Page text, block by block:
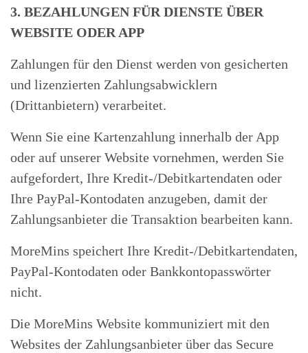
3. BEZAHLUNGEN FÜR DIENSTE ÜBER
WEBSITE ODER APP
Zahlungen für den Dienst werden von gesicherten
und lizenzierten Zahlungsabwicklern
(Drittanbietern) verarbeitet.
Wenn Sie eine Kartenzahlung innerhalb der App
oder auf unserer Website vornehmen, werden Sie
aufgefordert, Ihre Kredit-/Debitkartendaten oder
Ihre PayPal-Kontodaten anzugeben, damit der
Zahlungsanbieter die Transaktion bearbeiten kann.
MoreMins speichert Ihre Kredit-/Debitkartendaten,
PayPal-Kontodaten oder Bankkontopasswörter
nicht.
Die MoreMins Website kommuniziert mit den
Websites der Zahlungsanbieter über das Secure